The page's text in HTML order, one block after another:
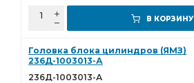
В КОРЗИНУ
Головка блока цилиндров (ЯМЗ)
236Д-1003013-А
236Д-1003013-А